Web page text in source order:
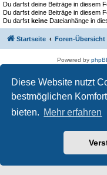
Diese Website nutzt
bestmöglichen
bieten. Mehr erfahren
Du darfst deine Beiträge in diesem
Du darfst deine Beiträge in diesem
Du darfst keine Dateianhänge in
Startseite Foren-Übersicht
Powered by